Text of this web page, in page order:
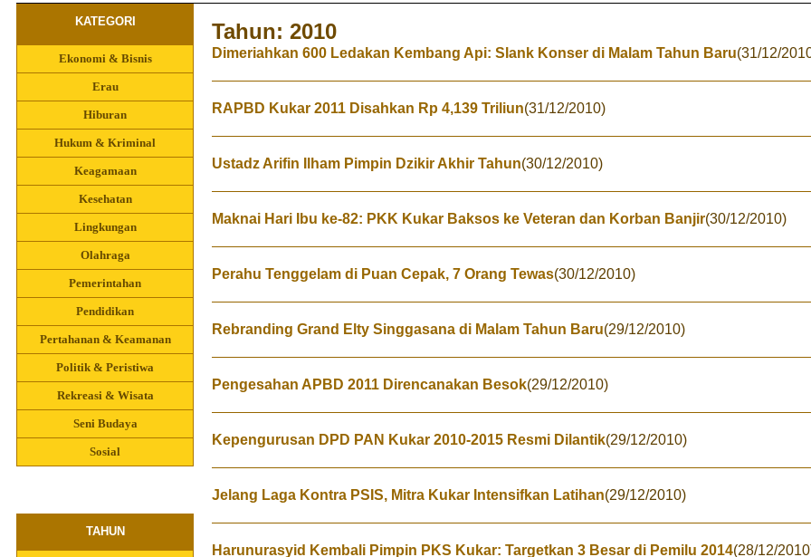
KATEGORI Tahun: 2010
Ekonomi & Bisnis
Erau
Hiburan
Hukum & Kriminal
Keagamaan
Kesehatan
Lingkungan
Olahraga
Pemerintahan
Pendidikan
Pertahanan & Keamanan
Politik & Peristiwa
Rekreasi & Wisata
Seni Budaya
Sosial
TAHUN
Dimeriahkan 600 Ledakan Kembang Api: Slank Konser di Malam Tahun Baru(31/12/
RAPBD Kukar 2011 Disahkan Rp 4,139 Triliun(31/12/2010)
Ustadz Arifin Ilham Pimpin Dzikir Akhir Tahun(30/12/2010)
Maknai Hari Ibu ke-82: PKK Kukar Baksos ke Veteran dan Korban Banjir(30/12/2010)
Perahu Tenggelam di Puan Cepak, 7 Orang Tewas(30/12/2010)
Rebranding Grand Elty Singgasana di Malam Tahun Baru(29/12/2010)
Pengesahan APBD 2011 Direncanakan Besok(29/12/2010)
Kepengurusan DPD PAN Kukar 2010-2015 Resmi Dilantik(29/12/2010)
Jelang Laga Kontra PSIS, Mitra Kukar Intensifkan Latihan(29/12/2010)
Harunurasyid Kembali Pimpin PKS Kukar: Targetkan 3 Besar di Pemilu 2014(28/12/